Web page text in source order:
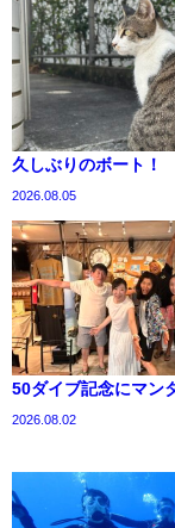
久しぶりのボート！
2026.08.05
50ダイブ記念にマン
2026.08.02